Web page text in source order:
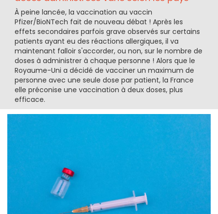
À peine lancée, la vaccination au vaccin
Pfizer/BioNTech fait de nouveau débat ! Après les
effets secondaires parfois grave observés sur certains
patients ayant eu des réactions allergiques, il va
maintenant falloir s'accorder, ou non, sur le nombre de
doses à administrer à chaque personne ! Alors que le
Royaume-Uni a décidé de vacciner un maximum de
personne avec une seule dose par patient, la France
elle préconise une vaccination à deux doses, plus
efficace.